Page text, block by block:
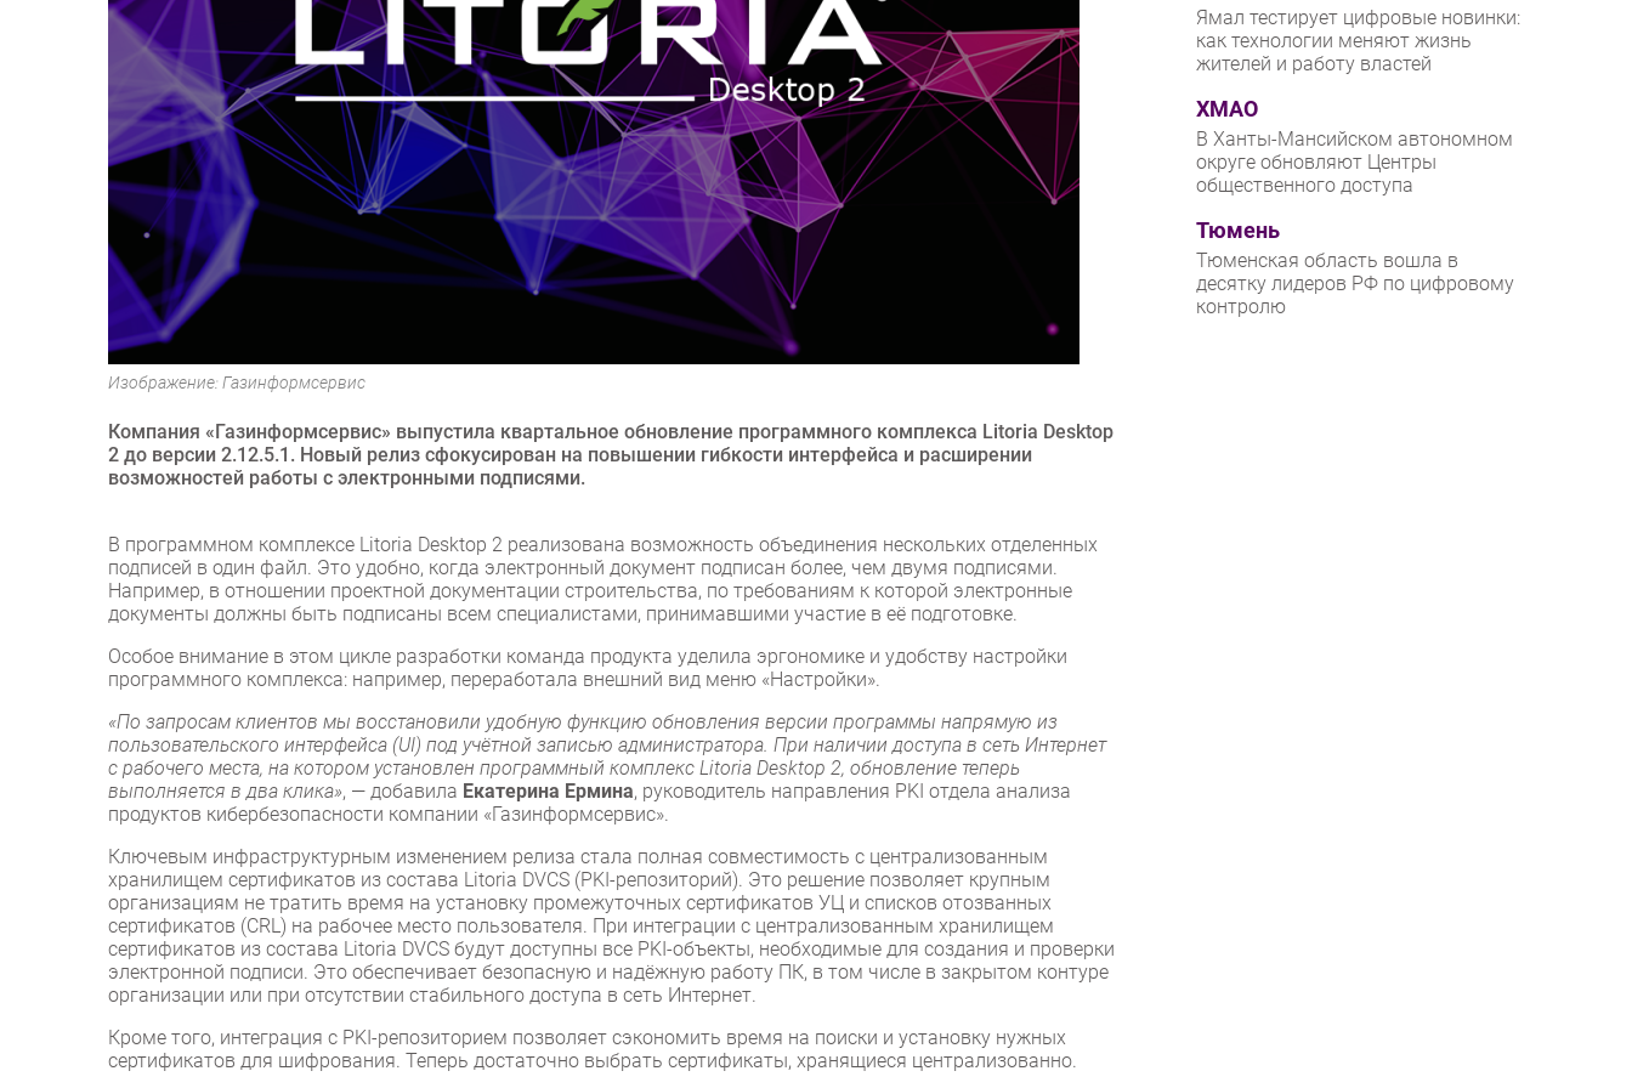
Изображение: Газинформсервис
Компания «Газинформсервис» выпустила квартальное обновление программного комплекса Litoria Desktop
2 до версии 2.12.5.1. Новый релиз сфокусирован на повышении гибкости интерфейса и расширении
возможностей работы с электронными подписями.
В программном комплексе Litoria Desktop 2 реализована возможность объединения нескольких отделенных
подписей в один файл. Это удобно, когда электронный документ подписан более, чем двумя подписями.
Например, в отношении проектной документации строительства, по требованиям к которой электронные
документы должны быть подписаны всем специалистами, принимавшими участие в её подготовке.
Особое внимание в этом цикле разработки команда продукта уделила эргономике и удобству настройки
программного комплекса: например, переработала внешний вид меню «Настройки».
«По запросам клиентов мы восстановили удобную функцию обновления версии программы напрямую из
пользовательского интерфейса (UI) под учётной записью администратора. При наличии доступа в сеть Интернет
с рабочего места, на котором установлен программный комплекс Litoria Desktop 2, обновление теперь
выполняется в два клика», — добавила Екатерина Ермина, руководитель направления PKI отдела анализа
продуктов кибербезопасности компании «Газинформсервис».
Ключевым инфраструктурным изменением релиза стала полная совместимость с централизованным
хранилищем сертификатов из состава Litoria DVCS (PKI-репозиторий). Это решение позволяет крупным
организациям не тратить время на установку промежуточных сертификатов УЦ и списков отозванных
сертификатов (CRL) на рабочее место пользователя. При интеграции с централизованным хранилищем
сертификатов из состава Litoria DVCS будут доступны все PKI-объекты, необходимые для создания и проверки
электронной подписи. Это обеспечивает безопасную и надёжную работу ПК, в том числе в закрытом контуре
организации или при отсутствии стабильного доступа в сеть Интернет.
Кроме того, интеграция с PKI-репозиторием позволяет сэкономить время на поиски и установку нужных
сертификатов для шифрования. Теперь достаточно выбрать сертификаты, хранящиеся централизованно.
Ямал тестирует цифровые новинки:
как технологии меняют жизнь
жителей и работу властей
ХМАО
В Ханты-Мансийском автономном
округе обновляют Центры
общественного доступа
Тюмень
Тюменская область вошла в
десятку лидеров РФ по цифровому
контролю